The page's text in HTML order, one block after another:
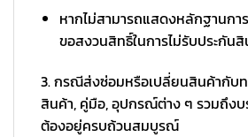
หากไม่สามารถแสดงหลักฐานกา
ขอสงวนสิทธิ์ในการไม่รับประกัน
3. กรณีส่งซ่อมหรือเปลี่ยนสินค้ากับ
สินค้า, คู่มือ, อุปกรณ์ต่าง ๆ รวมถึง
ต้องอยู่ครบถ้วนสมบูรณ์